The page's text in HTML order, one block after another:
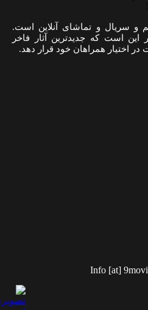
و سریال و تماشای آنلاین است.
است که جدیدترین آثار فاخر
اختیار همراهان خود قرار دهد.
Info [at]